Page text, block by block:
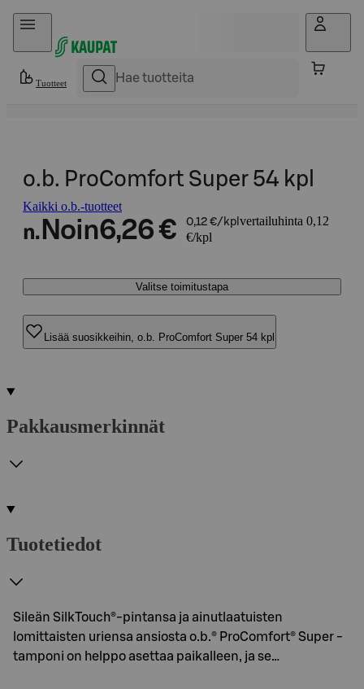
Hyppää sisältöön
Tuotteet
o.b. ProComfort Super 54 kpl
Kaikki o.b.-tuotteet
n. Noin6,26 € 0,12 €/kpl vertailuhinta 0,12
€/kpl
Valitse toimitustapa
Lisää suosikkeihin, o.b. ProComfort Super 54 kpl
Pakkausmerkinnät
Tuotetiedot
Sileän SilkTouch®-pintansa ja ainutlaatuisten
lomittaisten uriensa ansiosta o.b.® ProComfort® Super -
tamponi on helppo asettaa paikalleen, ja se…